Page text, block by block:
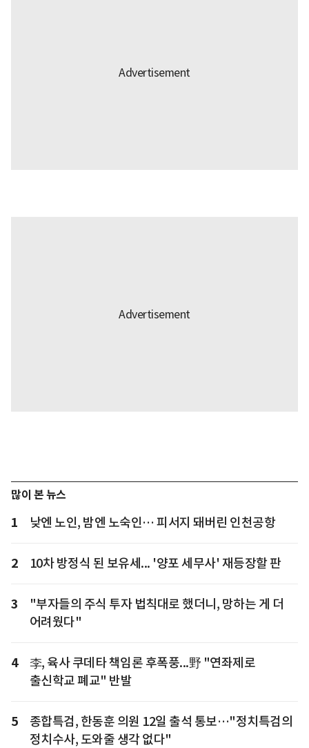
많이 본 뉴스
1 낮엔 노인, 밤엔 노숙인… 피서지 돼버린 인천공항
2 10차 방정식 된 보유세... '양포 세무사' 재등장할 판
3
"부자들의 주식 투자 법칙대로 했더니, 망하는 게 더
어려웠다"
4
李, 육사 쿠데타 책임론 후폭풍...野 "연좌제로
출신학교 폐교" 반발
5
종합특검, 한동훈 의원 12일 출석 통보…"정치특검의
정치수사, 도와줄 생각 없다"